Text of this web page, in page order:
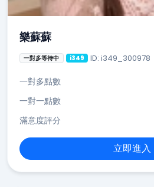
樂蘇蘇
一對多等待中 i349 ID: i349_300978
一對多點數
一對一點數
滿意度評分
立即進入